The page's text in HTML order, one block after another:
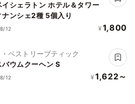
イシェラトン ホテル＆タワー
ナンシェ2種 5個入り
12 ¥ 1,800
ペストリーブティック
バウムクーヘン S
12 ¥ 1,622～